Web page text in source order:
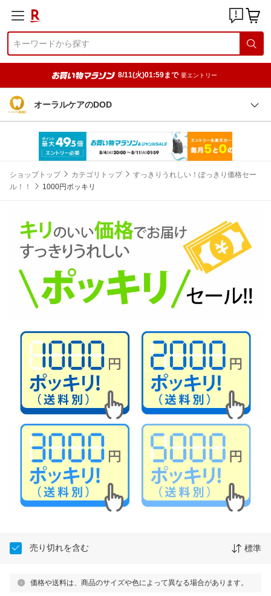
8/11(火)01:59まで 要エントリー
オーラルケアのDOD
ショップトップ カテゴリトップ
すっきりうれしい！ぽっきり価格セー
ル！！
1000円ポッキリ
売り切れを含む 標準
価格や送料は、商品のサイズや色によって異なる場合があります。